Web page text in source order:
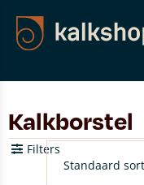
Kalkborstel
Filters